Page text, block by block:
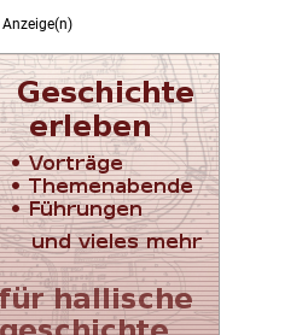
Anzeige(n)